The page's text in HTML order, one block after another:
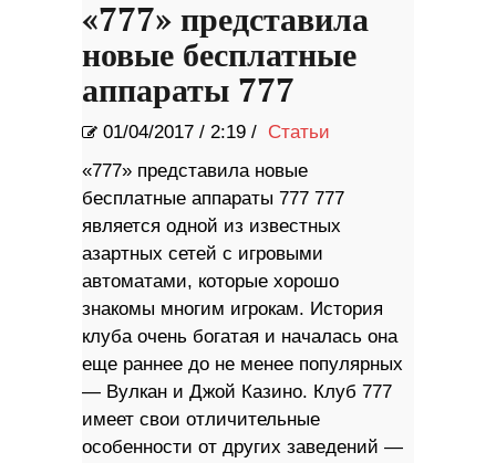
«777» представила
новые бесплатные
аппараты 777
01/04/2017 / 2:19 / Статьи
«777» представила новые
бесплатные аппараты 777 777
является одной из известных
азартных сетей с игровыми
автоматами, которые хорошо
знакомы многим игрокам. История
клуба очень богатая и началась она
еще раннее до не менее популярных
— Вулкан и Джой Казино. Клуб 777
имеет свои отличительные
особенности от других заведений —